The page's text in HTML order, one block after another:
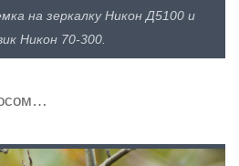
на зеркалку Никон Д5100 и
Никон 70-300.